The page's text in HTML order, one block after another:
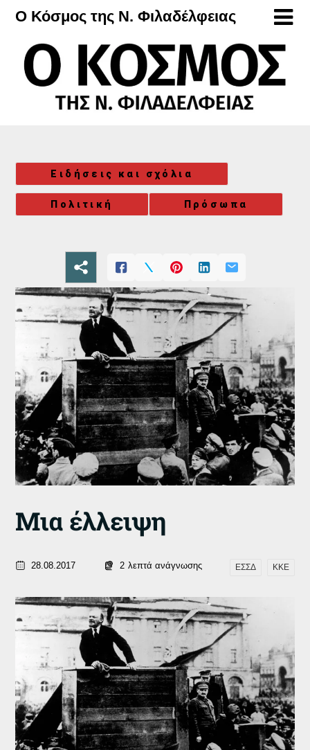
Μετάβαση
περιεχόμενο
Ο Κόσμος της Ν. Φιλαδέλφειας
Ειδήσεις και σχόλια
Πολιτική Πρόσωπα
Μια έλλειψη
28.08.2017 2 λεπτά ανάγνωσης ΕΣΣΔ ΚΚΕ